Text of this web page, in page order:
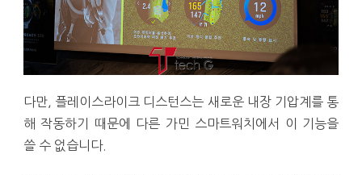
다만, 플레이스라이크 디스턴스는 새로운 내장 기압계를 통
해 작동하기 때문에 다른 가민 스마트워치에서 이 기능을
쓸 수 없습니다.